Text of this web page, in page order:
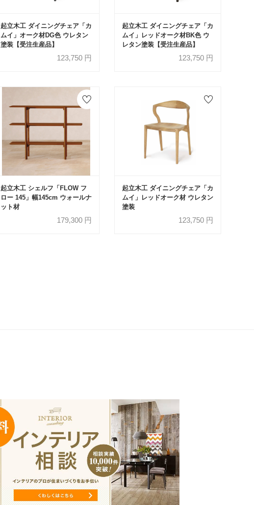
起立木工 ダイニングチェア「カ
ムイ」オーク材DG色 ウレタン
塗装【受注生産品】
123,750 円
起立木工 ダイニングチェア「カ
ムイ」レッドオーク材BK色 ウ
レタン塗装【受注生産品】
123,750 円
起立木工 シェルフ「FLOW フ
ロー 145」幅145cm ウォールナ
ット材
179,300 円
起立木工 ダイニングチェア「カ
ムイ」レッドオーク材 ウレタン
塗装
123,750 円